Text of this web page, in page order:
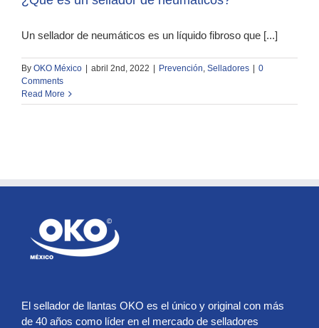
Un sellador de neumáticos es un líquido fibroso que [...]
By OKO México | abril 2nd, 2022 | Prevención Selladores | 0
Comments
Read More
El sellador de llantas OKO es el único y original con más
de 40 años como líder en el mercado de selladores